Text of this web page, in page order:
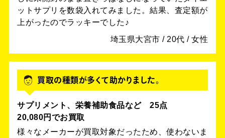
ットサプリを数袋入れてみました。結果、査定額が
上がったのでラッキーでした♪
埼玉県大宮市 / 20代 / 女性
買取の種類が多くて助かりました。
サプリメント、栄養補助食品など 25点
20,080円でお買取
様々なメーカーが買取対象だったため、使わないま